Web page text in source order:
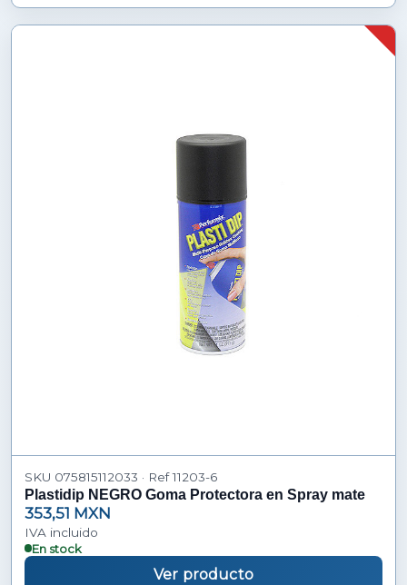
SKU 075815112033 · Ref 11203-6
Plastidip NEGRO Goma Protectora en Spray mate
353,51 MXN
IVA incluido
En stock
Ver producto